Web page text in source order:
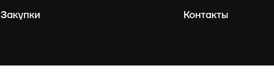
Закупки
Контакты